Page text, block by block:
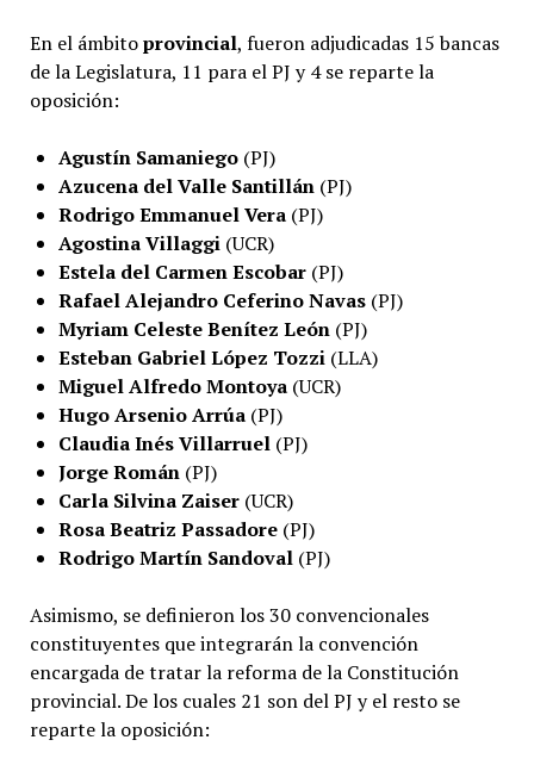
En el ámbitoprovincial, fueron adjudicadas 15 bancas
de la Legislatura, 11 para el PJ y 4 se reparte la
oposición:
Agustín Samaniego(PJ)
Azucena del Valle Santillán(PJ)
Rodrigo Emmanuel Vera(PJ)
Agostina Villaggi(UCR)
Estela del Carmen Escobar(PJ)
Rafael Alejandro Ceferino Navas(PJ)
Myriam Celeste Benítez León(PJ)
Esteban Gabriel López Tozzi(LLA)
Miguel Alfredo Montoya(UCR)
Hugo Arsenio Arrúa(PJ)
Claudia Inés Villarruel(PJ)
Jorge Román(PJ)
Carla Silvina Zaiser(UCR)
Rosa Beatriz Passadore(PJ)
Rodrigo Martín Sandoval(PJ)
Asimismo, se definieron los 30 convencionales
constituyentes que integrarán la convención
encargada de tratar la reforma de la Constitución
provincial. De los cuales 21 son del PJ y el resto se
reparte la oposición: